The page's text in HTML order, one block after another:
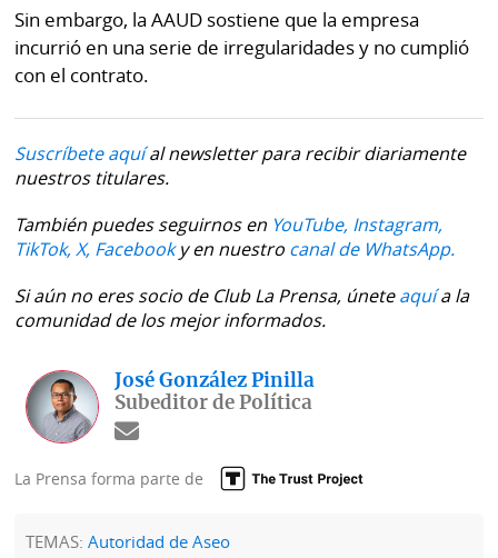
Sin embargo, la AAUD sostiene que la empresa
incurrió en una serie de irregularidades y no cumplió
con el contrato.
Suscríbete aquíal newsletter para recibir diariamente
nuestros titulares.
También puedes seguirnos en YouTube, Instagram,
TikTok, X, Facebooky en nuestro canal de WhatsApp.
Si aún no eres socio de Club La Prensa, úneteaquía la
comunidad de los mejor informados.
José González Pinilla
Subeditor de Política
La Prensa forma parte de
TEMAS:Autoridad de Aseo